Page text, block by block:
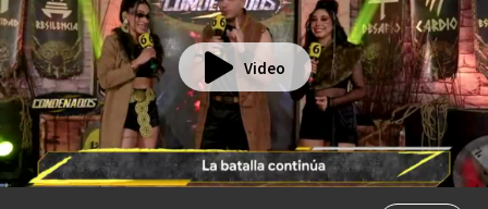
Video